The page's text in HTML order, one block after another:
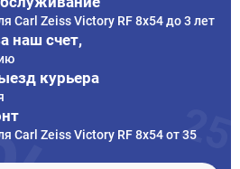
Carl Zeiss Victory RF 8x54 до 3 лет
наш счет,
курьера
Carl Zeiss Victory RF 8x54 от 35